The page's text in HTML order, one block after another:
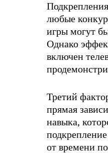
любые
игры могут
Однако
вклю­чен
Третий
прямая
навыка,
от времени